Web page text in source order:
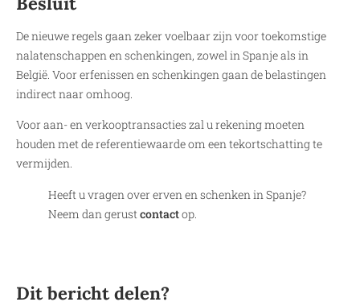
De nieuwe regels gaan zeker voelbaar zijn voor toekomstige
nalatenschappen en schenkingen, zowel in Spanje als in
België. Voor erfenissen en schenkingen gaan de belastingen
indirect naar omhoog.
Voor aan- en verkooptransacties zal u rekening moeten
houden met de referentiewaarde om een tekortschatting te
vermijden.
Heeft u vragen over erven en schenken in Spanje?
Neem dan gerust contactop.
Dit bericht delen?